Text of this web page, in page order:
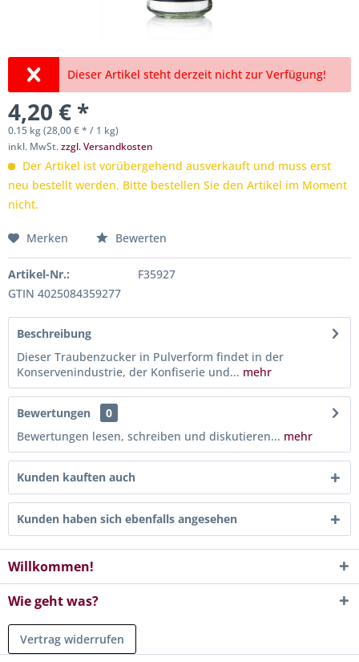
Dieser Artikel steht derzeit nicht zur Verfügung!
4,20 € *
0.15 kg (28,00 € * / 1 kg)
inkl. MwSt.zzgl. Versandkosten
Der Artikel ist vorübergehend ausverkauft und muss erst
neu bestellt werden. Bitte bestellen Sie den Artikel im Moment
nicht.
Merken Bewerten
Artikel-Nr.:
F35927
GTIN 4025084359277
Beschreibung
Dieser Traubenzucker in Pulverform findet in der
Konservenindustrie, der Konfiserie und... mehr
Bewertungen
0
Bewertungen lesen, schreiben und diskutieren... mehr
Kunden kauften auch
Kunden haben sich ebenfalls angesehen
Willkommen!
Wie geht was?
Vertrag widerrufen